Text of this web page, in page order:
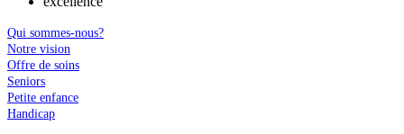
Qui sommes-nous?
Notre vision
Offre de soins
Seniors
Petite enfance
Handicap